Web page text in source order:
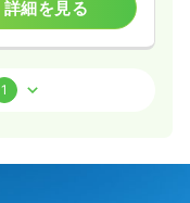
詳細を見る
1